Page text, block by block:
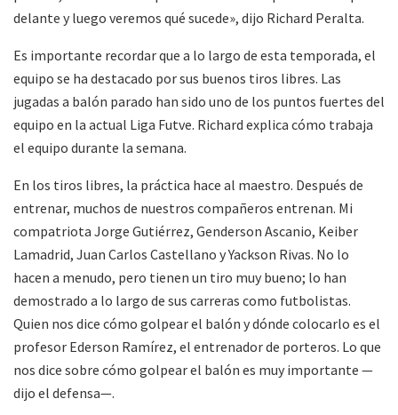
delante y luego veremos qué sucede», dijo Richard Peralta.
Es importante recordar que a lo largo de esta temporada, el
equipo se ha destacado por sus buenos tiros libres. Las
jugadas a balón parado han sido uno de los puntos fuertes del
equipo en la actual Liga Futve. Richard explica cómo trabaja
el equipo durante la semana.
En los tiros libres, la práctica hace al maestro. Después de
entrenar, muchos de nuestros compañeros entrenan. Mi
compatriota Jorge Gutiérrez, Genderson Ascanio, Keiber
Lamadrid, Juan Carlos Castellano y Yackson Rivas. No lo
hacen a menudo, pero tienen un tiro muy bueno; lo han
demostrado a lo largo de sus carreras como futbolistas.
Quien nos dice cómo golpear el balón y dónde colocarlo es el
profesor Ederson Ramírez, el entrenador de porteros. Lo que
nos dice sobre cómo golpear el balón es muy importante —
dijo el defensa—.